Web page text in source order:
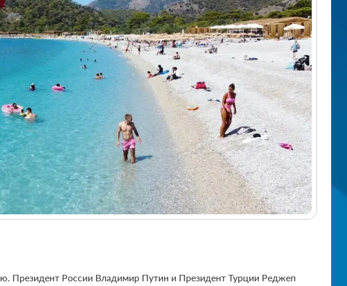
Президент России Владимир Путин и Президент Турции Реджеп